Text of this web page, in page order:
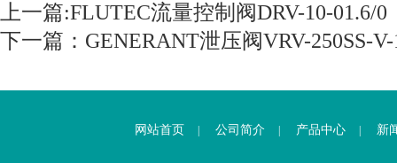
上一篇:FLUTEC流量控制阀DRV-10-01.6/0
下一篇： GENERANT泄压阀VRV-250SS-V-
网站首页 公司简介 产品中心 新